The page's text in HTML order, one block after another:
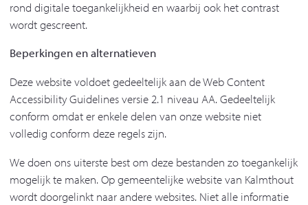
rond digitale toegankelijkheid en waarbij ook het contrast
wordt gescreent.
Beperkingen en alternatieven
Deze website voldoet gedeeltelijk aan de Web Content
Accessibility Guidelines versie 2.1 niveau AA. Gedeeltelijk
conform omdat er enkele delen van onze website niet
volledig conform deze regels zijn.
We doen ons uiterste best om deze bestanden zo toegankelijk
mogelijk te maken. Op gemeentelijke website van Kalmthout
wordt doorgelinkt naar andere websites. Niet alle informatie